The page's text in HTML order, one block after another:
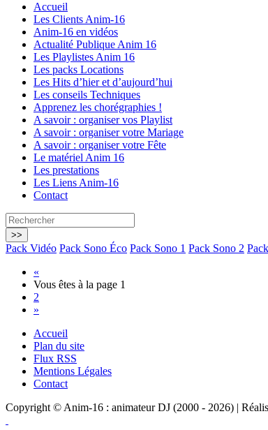
Accueil
Les Clients Anim-16
Anim-16 en vidéos
Actualité Publique Anim 16
Les Playlistes Anim 16
Les packs Locations
Les Hits d’hier et d’aujourd’hui
Les conseils Techniques
Apprenez les chorégraphies !
A savoir : organiser vos Playlist
A savoir : organiser votre Mariage
A savoir : organiser votre Fête
Le matériel Anim 16
Les prestations
Les Liens Anim-16
Contact
Pack Vidéo Pack Sono Éco Pack Sono 1 Pack Sono 2
«
Vous êtes à la page 1
2
»
Accueil
Plan du site
Flux RSS
Mentions Légales
Contact
Copyright © Anim-16 : animateur DJ (2000 - 2026) |